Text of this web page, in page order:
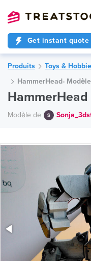
Get instant quote
Produits Toys &
HammerHead-
Modèle de